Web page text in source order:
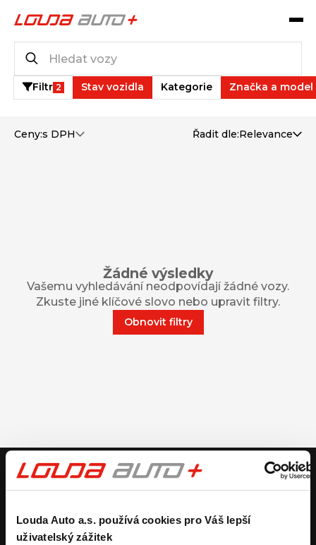
Louda Auto a.s. používá cookies pro Váš lepší
uživatelský zážitek
Filtr 2 Stav vozidla Kategorie Značka a model
Ceny:s DPH Řadit dle:Relevance
Žádné výsledky
Vašemu vyhledávání neodpovídají žádné vozy.
Zkuste jiné klíčové slovo nebo upravit filtry.
Obnovit filtry
V případě dotazů volejte číslo nonstop infolinky
+420 325 400 400
nebo nám napište na e-mailauto@louda.cz